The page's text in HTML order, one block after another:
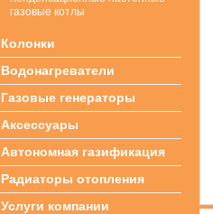
газовые котлы
Колонки
Водонагреватели
Газовые генераторы
Аксессуары
Автономная газификация
Радиаторы отопления
Услуги компании